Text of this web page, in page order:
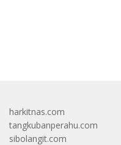
harkitnas.com
tangkubanperahu.com
sibolangit.com